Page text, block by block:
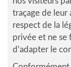
traçage de leur
respect de la
privée et ne se
d’adapter le